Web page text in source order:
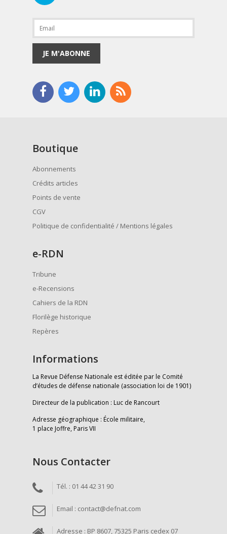
JE M'ABONNE
Boutique
Abonnements
Crédits articles
Points de vente
CGV
Politique de confidentialité / Mentions légales
e-RDN
Tribune
e-Recensions
Cahiers de la RDN
Florilège historique
Repères
Informations
La Revue Défense Nationale est éditée par le Comité
d’études de défense nationale (association loi de 1901)
Directeur de la publication : Luc de Rancourt
Adresse géographique : École militaire,
1 place Joffre, Paris VII
Nous Contacter
Tél. : 01 44 42 31 90
Email : contact@defnat.com
Adresse : BP 8607, 75325 Paris cedex 07